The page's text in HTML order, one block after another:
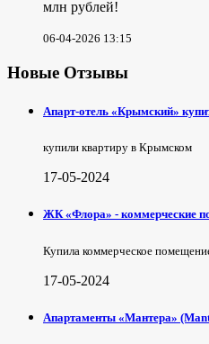
млн рублей!
06-04-2026 13:15
Новые Отзывы
Апарт-отель «Крымский»
купили квартиру в Крымском
17-05-2024
ЖК «Флора» - коммерческие
Купила коммерческое
17-05-2024
Апартаменты «Мантера»